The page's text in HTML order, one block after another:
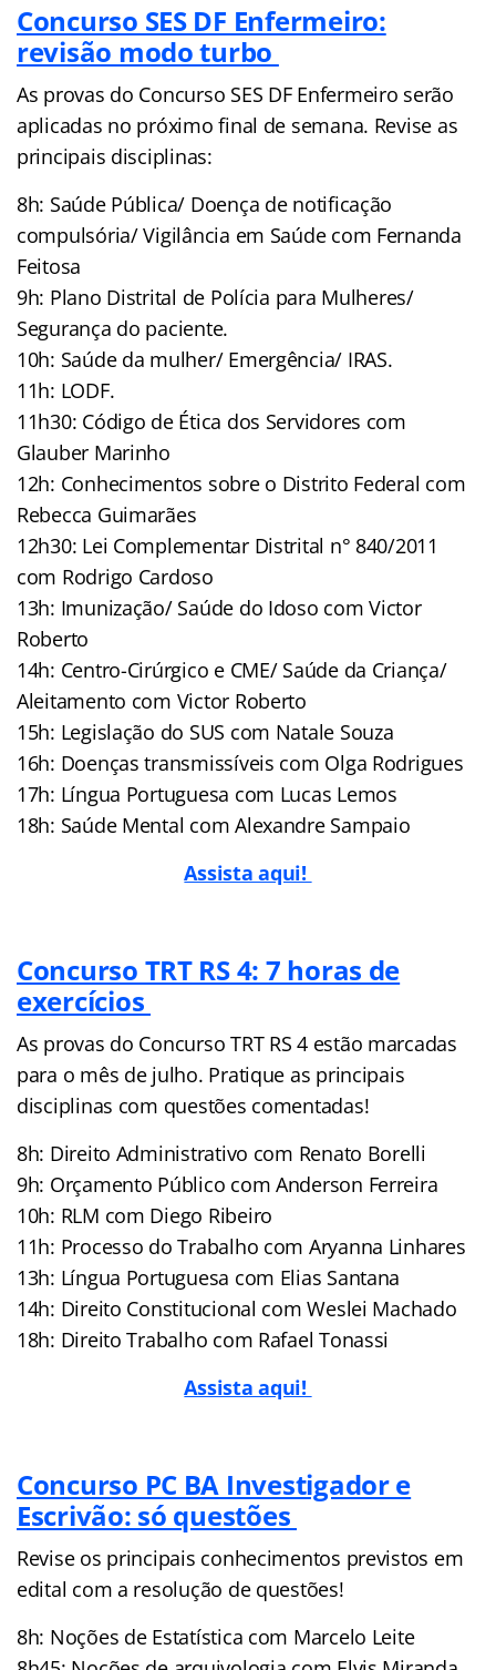
Concurso SES DF Enfermeiro:
revisão modo turbo
As provas do Concurso SES DF Enfermeiro serão
aplicadas no próximo final de semana. Revise as
principais disciplinas:
8h: Saúde Pública/ Doença de notificação
compulsória/ Vigilância em Saúde com Fernanda
Feitosa
9h: Plano Distrital de Polícia para Mulheres/
Segurança do paciente.
10h: Saúde da mulher/ Emergência/ IRAS.
11h: LODF.
11h30: Código de Ética dos Servidores com
Glauber Marinho
12h: Conhecimentos sobre o Distrito Federal com
Rebecca Guimarães
12h30: Lei Complementar Distrital n° 840/2011
com Rodrigo Cardoso
13h: Imunização/ Saúde do Idoso com Victor
Roberto
14h: Centro-Cirúrgico e CME/ Saúde da Criança/
Aleitamento com Victor Roberto
15h: Legislação do SUS com Natale Souza
16h: Doenças transmissíveis com Olga Rodrigues
17h: Língua Portuguesa com Lucas Lemos
18h: Saúde Mental com Alexandre Sampaio
Assista aqui!
Concurso TRT RS 4: 7 horas de
exercícios
As provas do Concurso TRT RS 4 estão marcadas
para o mês de julho. Pratique as principais
disciplinas com questões comentadas!
8h: Direito Administrativo com Renato Borelli
9h: Orçamento Público com Anderson Ferreira
10h: RLM com Diego Ribeiro
11h: Processo do Trabalho com Aryanna Linhares
13h: Língua Portuguesa com Elias Santana
14h: Direito Constitucional com Weslei Machado
18h: Direito Trabalho com Rafael Tonassi
Assista aqui!
Concurso PC BA Investigador e
Escrivão: só questões
Revise os principais conhecimentos previstos em
edital com a resolução de questões!
8h: Noções de Estatística com Marcelo Leite